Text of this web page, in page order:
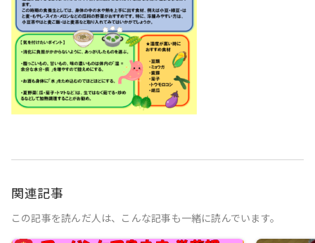
関連記事
この記事を読んだ人は、こんな記事も一緒に読んでいます。